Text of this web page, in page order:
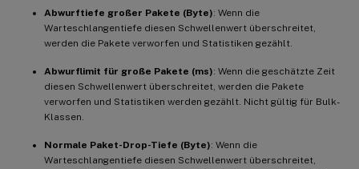
Abwurftiefe großer Pakete (Byte): Wenn die
Warteschlangentiefe diesen Schwellenwert überschreitet,
werden die Pakete verworfen und Statistiken gezählt.
Abwurflimit für große Pakete (ms): Wenn die geschätzte Zeit
diesen Schwellenwert überschreitet, werden die Pakete
verworfen und Statistiken werden gezählt. Nicht gültig für Bulk-
Klassen.
Normale Paket-Drop-Tiefe (Byte): Wenn die
Warteschlangentiefe diesen Schwellenwert überschreitet,